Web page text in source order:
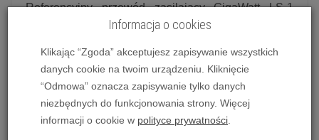
Referencyjny przewód zasilający GigaWatt LS-1
Główne założenia konstrukcyjne pozostają takie
same, natomiast istotną zmianą jest zastosowanie
zastosowaliśmy tzw. umiarkowany multistrand czyli
Informacja o cookies
Klikając “Zgoda” akceptujesz zapisywanie wszystkich
danych cookie na twoim urządzeniu. Kliknięcie
“Odmowa” oznacza zapisywanie tylko danych
niezbędnych do funkcjonowania strony. Więcej
informacji o cookie w polityce prywatności